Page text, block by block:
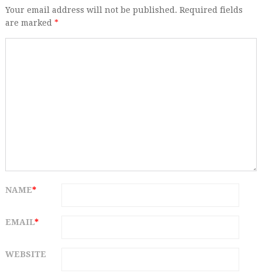
Your email address will not be published. Required fields
are marked *
NAME*
EMAIL*
WEBSITE